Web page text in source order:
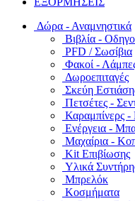
Δώρα - Αναμνηστικά
Βιβλία -
PFD / Σωσίβια
Φακοί -
Δωροεπιταγές
Σκεύη
Πετσέτες -
Καραμπίνερς -
Ενέργεια -
Μαχαίρια -
Kit Επιβίωσης
Υλικά
Μπρελόκ
Κοσμήματα